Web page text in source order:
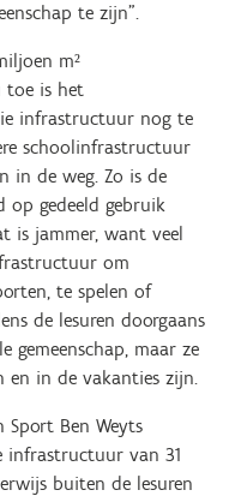
te zijn”.
m²
toe is het
infrastructuur nog te
schoolinfrastructuur
in de weg. Zo is de
gedeeld gebruik
is jammer, want veel
om
te spelen of
de lesuren doorgaans
maar ze
en in de vakanties zijn.
Ben Weyts
infrastructuur van 31
buiten de lesuren